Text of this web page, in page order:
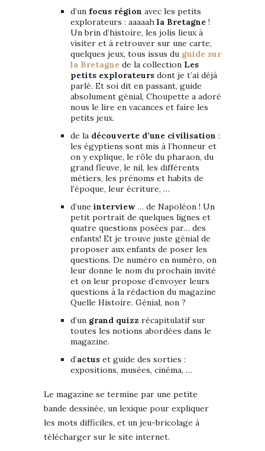
d’un focus région avec les petits
explorateurs : aaaaah la Bretagne !
Un brin d’histoire, les jolis lieux à
visiter et à retrouver sur une carte,
quelques jeux, tous issus du guide sur
la Bretagne de la collection Les
petits explorateurs dont je t’ai déjà
parlé. Et soi dit en passant, guide
absolument génial, Choupette a adoré
nous le lire en vacances et faire les
petits jeux.
de la découverte d’une civilisation :
les égyptiens sont mis à l’honneur et
on y explique, le rôle du pharaon, du
grand fleuve, le nil, les différents
métiers, les prénoms et habits de
l’époque, leur écriture, …
d’une interview… de Napoléon ! Un
petit portrait de quelques lignes et
quatre questions posées par… des
enfants! Et je trouve juste génial de
proposer aux enfants de poser les
questions. De numéro en numéro, on
leur donne le nom du prochain invité
et on leur propose d’envoyer leurs
questions à la rédaction du magazine
Quelle Histoire. Génial, non ?
d’un grand quizz récapitulatif sur
toutes les notions abordées dans le
magazine.
d’actus et guide des sorties :
expositions, musées, cinéma, …
Le magazine se termine par une petite
bande dessinée, un lexique pour expliquer
les mots difficiles, et un jeu-bricolage à
télécharger sur le site internet.